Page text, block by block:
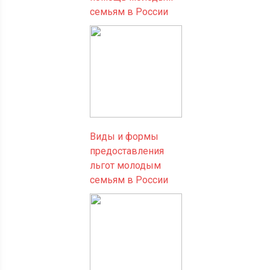
семьям в России
Виды и формы
предоставления
льгот молодым
семьям в России